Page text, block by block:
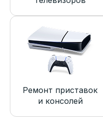
Ремонт приставок
и консолей